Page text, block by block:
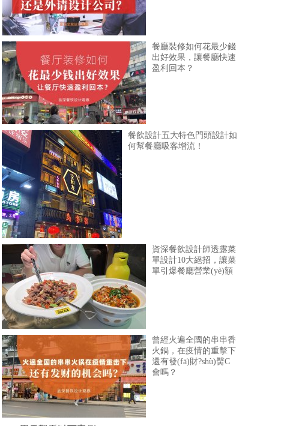
餐廳裝修如何花最少錢
出好效果，讓餐廳快速
盈利回本？
餐飲設計五大特色門頭設計如
何幫餐廳吸客增流！
資深餐飲設計師透露菜
單設計10大絕招，讓菜
單引爆餐廳營業(yè)額
曾經火遍全國的串串香
火鍋，在疫情的重擊下
還有發(fā)財?shù)臋C
會嗎？